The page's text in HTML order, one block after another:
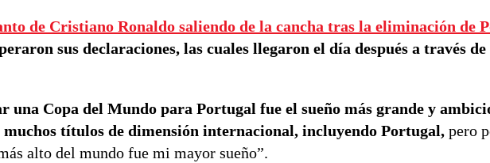
de Cristiano Ronaldo saliendo de la cancha tras la eliminación de
sus declaraciones, las cuales llegaron el día después a través de
una Copa del Mundo para Portugal fue el sueño más grande y
títulos de dimensión internacional, incluyendo Portugal, pero
alto del mundo fue mi mayor sueño”.